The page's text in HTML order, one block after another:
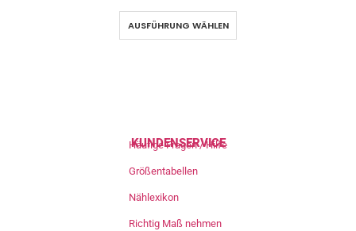
AUSFÜHRUNG WÄHLEN
KUNDENSERVICE
Häufige Fragen / Hilfe
Größentabellen
Nählexikon
Richtig Maß nehmen